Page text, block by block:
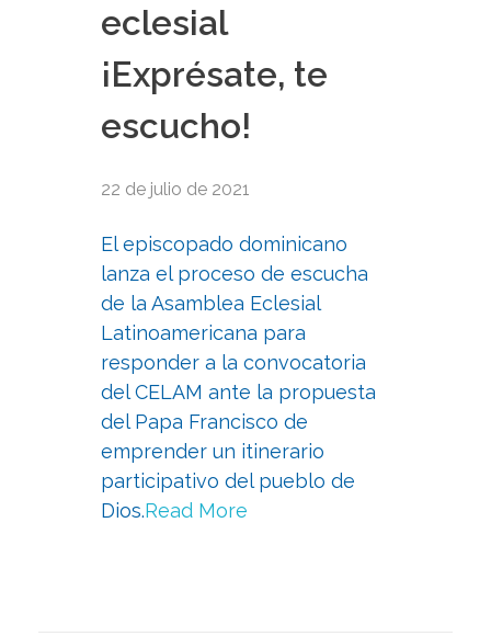
eclesial
¡Exprésate, te
escucho!
22 de julio de 2021
El episcopado dominicano
lanza el proceso de escucha
de la Asamblea Eclesial
Latinoamericana para
responder a la convocatoria
del CELAM ante la propuesta
del Papa Francisco de
emprender un itinerario
participativo del pueblo de
Dios.Read More